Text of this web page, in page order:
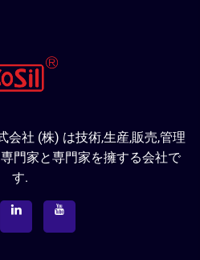
会社 (株) は技術,生産,販売,管理
門家と専門家を擁する会社で
す.